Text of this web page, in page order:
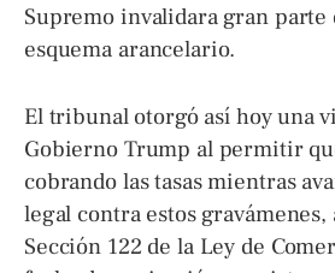
Supremo invalidara gran
esquema arancelario.
El tribunal otorgó así hoy una
Gobierno Trump al permitir
cobrando las tasas mientras
legal contra estos gravámenes,
Sección 122 de la Ley de